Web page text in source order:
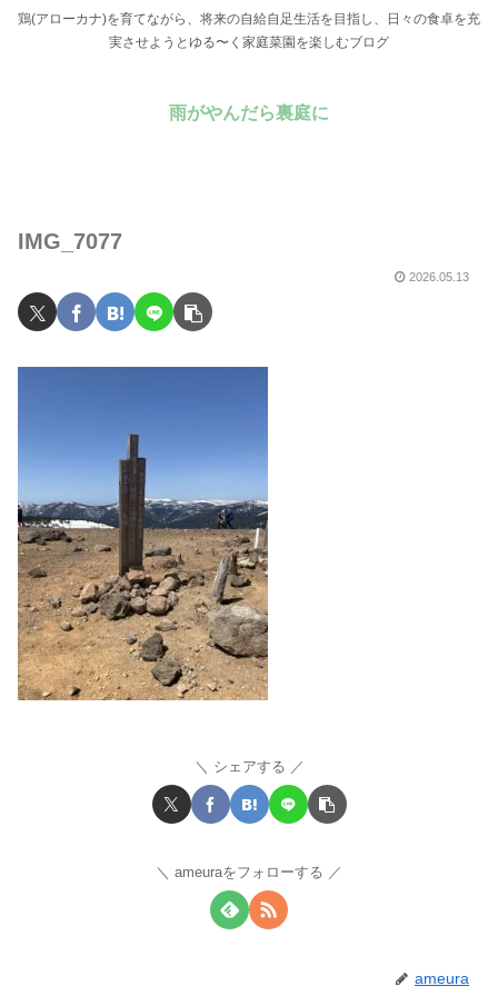
鶏(アローカナ)を育てながら、将来の自給自足生活を目指し、日々の食卓を充
実させようとゆる〜く家庭菜園を楽しむブログ
雨がやんだら裏庭に
IMG_7077
2026.05.13
シェアする
ameuraをフォローする
ameura